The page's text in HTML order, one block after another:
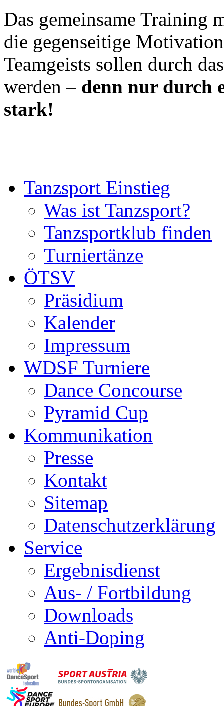
Das gemeinsame Training
die gegenseitige
Teamgeists sollen durch
werden – denn nur durch
stark!
Tanzsport Einstieg
Was ist Tanzsport?
Tanzsportklub finden
Turniertänze
ÖTSV
Präsidium
Kalender
Impressum
WDSF Turniere
Dance Concourse
Pyramid Cup
Kommunikation
Presse
Kontakt
Sitemap
Datenschutzerklärung
Service
Ergebnisdienst
Aus- / Fortbildung
Downloads
Anti-Doping